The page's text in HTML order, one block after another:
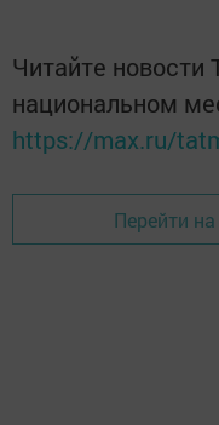
Читайте новости
национальном
https://max.ru/
Перейти